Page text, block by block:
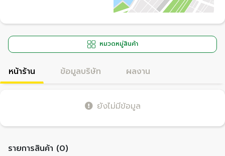
หมวดหมู่สินค้า
หน้าร้าน ข้อมูลบริษัท ผลงาน
ยังไม่มีข้อมูล
รายการสินค้า (0)